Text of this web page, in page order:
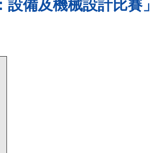
備及機械設計比賽」